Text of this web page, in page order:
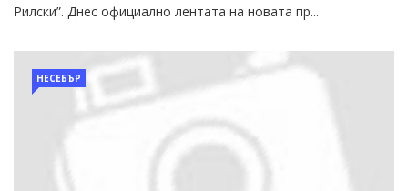
Рилски”. Днес официално лентата на новата пр...
НЕСЕБЪР